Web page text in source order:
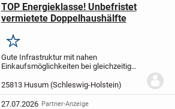
TOP Energieklasse! Unbefristet
vermietete Doppelhaushälfte
Merken
Gute Infrastruktur mit nahen
Einkaufsmöglichkeiten bei gleichzeitig
Vollgeschosse:Sonnige Terrasse
Richtung Süden, Carport und
Gartenschuppen mit TOP Energiewert...
25813 Husum (Schleswig-Holstein)
27.07.2026 Partner-Anzeige